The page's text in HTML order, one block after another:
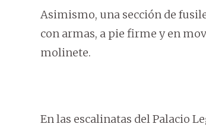
Asimismo, una sección de
con armas, a pie firme y en
molinete.
En las escalinatas del Palacio